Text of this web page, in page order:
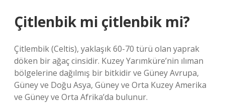
Çitlenbik mi çitlenbik mi?
Çitlembik (Celtis), yaklaşık 60-70 türü olan yaprak
döken bir ağaç cinsidir. Kuzey Yarımküre’nin ılıman
bölgelerine dağılmış bir bitkidir ve Güney Avrupa,
Güney ve Doğu Asya, Güney ve Orta Kuzey Amerika
ve Güney ve Orta Afrika’da bulunur.